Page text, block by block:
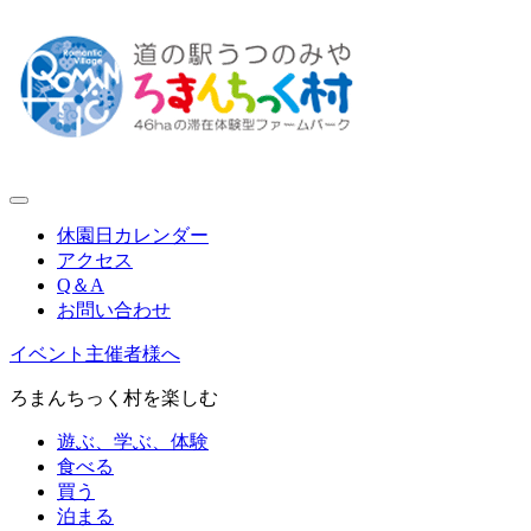
休園日カレンダー
アクセス
Q＆A
お問い合わせ
イベント主催者様へ
ろまんちっく村を楽しむ
遊ぶ、学ぶ、体験
食べる
買う
泊まる